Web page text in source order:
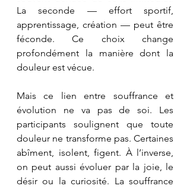
La seconde — effort sportif,
apprentissage, création — peut être
féconde. Ce choix change
profondément la manière dont la
douleur est vécue.
Mais ce lien entre souffrance et
évolution ne va pas de soi. Les
participants soulignent que toute
douleur ne transforme pas. Certaines
abîment, isolent, figent. À l’inverse,
on peut aussi évoluer par la joie, le
désir ou la curiosité. La souffrance